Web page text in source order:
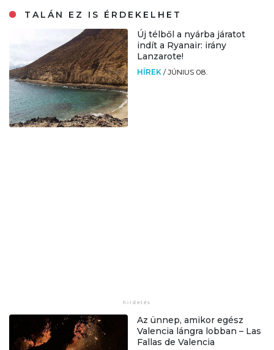
TALÁN EZ IS ÉRDEKELHET
Új télből a nyárba járatot
indít a Ryanair: irány
Lanzarote!
HÍREK /JÚNIUS 08.
Az ünnep, amikor egész
Valencia lángra lobban – Las
Fallas de Valencia